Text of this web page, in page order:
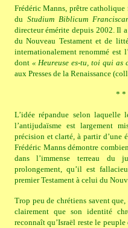
Frédéric Manns, prêtre
du Studium Biblicum
directeur émérite depuis 2002. Il
du Nouveau Testament et de
internationalement renommé est
dont « Heureuse es-tu, toi qui as
aux Presses de la Renaissance
* *
L’idée répandue selon laquelle
l’antijudaïsme est largement
précision et clarté, à partir d’une
Frédéric Manns démontre
dans l’immense terreau du
prolongement, qu’il est
premier Testament à celui du
Trop peu de chrétiens savent
clairement que son identité
reconnaît qu’Israël reste le